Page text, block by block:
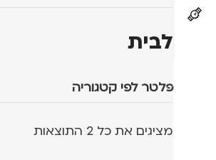
לבית
פלטר לפי קטגוריה
מציגים את כל ⁦2⁩ התוצאות